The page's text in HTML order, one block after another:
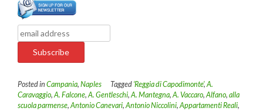
Posted in Campania, Naples Tagged ‘Reggia di Capodimonte’,A.
Caravaggio,A. Falcone,A. Gentleschi,A. Mantegna,A. Vaccaro,Alfano, alla
scuola parmense,Antonio Canevari,Antonio Niccolini,Appartamenti Reali,